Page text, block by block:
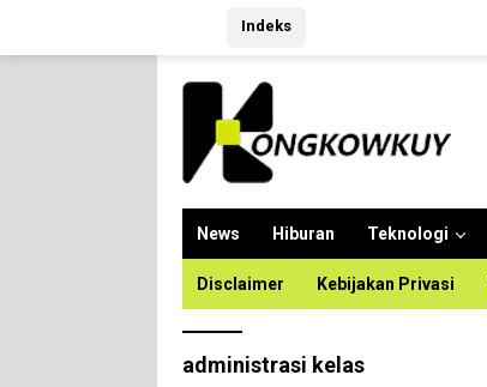
Indeks
News Hiburan Teknologi
Disclaimer Kebijakan Privasi
administrasi kelas